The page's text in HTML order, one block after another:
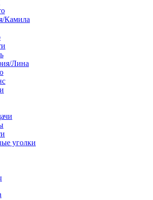
Камила
Лина
уголки